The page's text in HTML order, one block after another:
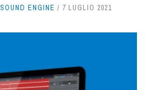
SOUND ENGINE 7 LUGLIO 2021